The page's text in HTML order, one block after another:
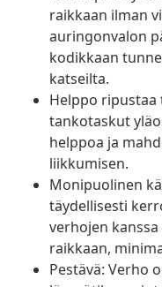
raikkaan ilman
auringonvalon
kodikkaan
katseilta.
Helppo ripustaa
tankotaskut
helppoa ja
liikkumisen.
Monipuolinen
täydellisesti
verhojen
raikkaan,
Pestävä: Verho